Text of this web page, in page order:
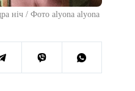
ніч / Фото alyona alyona